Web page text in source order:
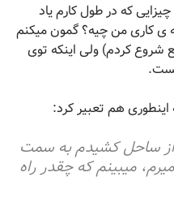
که در طول کارم یاد
ی کاری من چیه؟ گمون میکنم
شروع کردم) ولی اینکه توی
هم تعبیر کرد:
از ساحل کشیدم به سمت
میبینم که چقدر راه